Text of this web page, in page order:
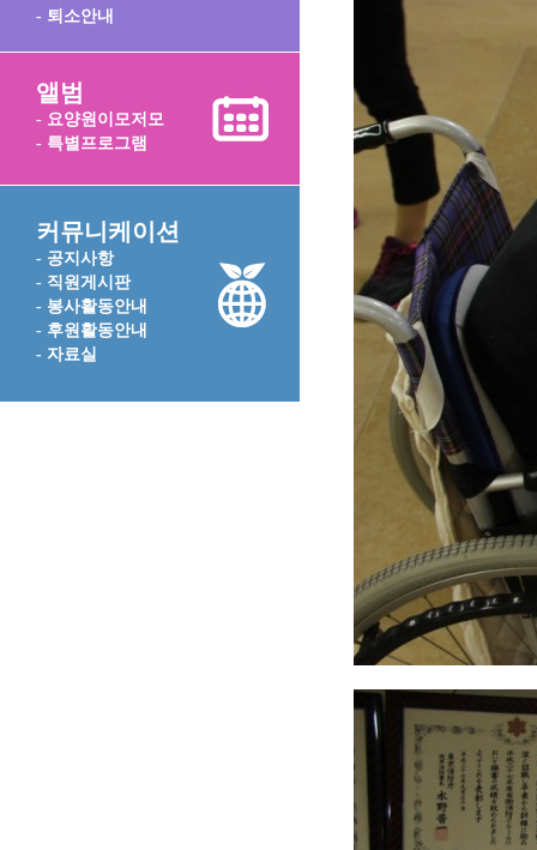
- 퇴소안내
앨범
- 요양원이모저모
- 특별프로그램
커뮤니케이션
- 공지사항
- 직원게시판
- 봉사활동안내
- 후원활동안내
- 자료실